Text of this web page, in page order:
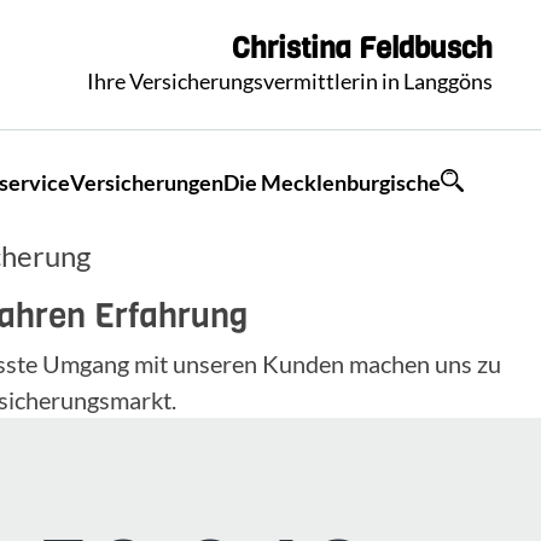
Christina Feldbusch
Ihre Versicherungsvermittlerin in Langgöns
VersicherungenDie Mecklenburgische
Erfahrung
Umgang mit unseren Kunden machen uns zu